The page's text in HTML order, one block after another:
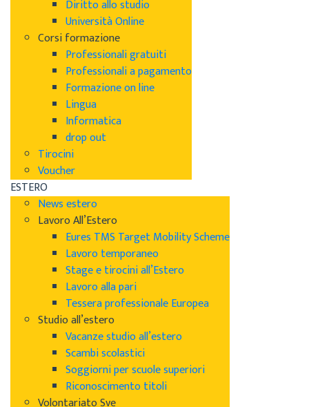
Diritto allo studio
Università Online
Corsi formazione
Professionali gratuiti
Professionali a pagamento
Formazione on line
Lingua
Informatica
drop out
Tirocini
Voucher
ESTERO
News estero
Lavoro All’Estero
Eures TMS Target Mobility Scheme
Lavoro temporaneo
Stage e tirocini all’Estero
Lavoro alla pari
Tessera professionale Europea
Studio all’estero
Vacanze studio all’estero
Scambi scolastici
Soggiorni per scuole superiori
Riconoscimento titoli
Volontariato Sve